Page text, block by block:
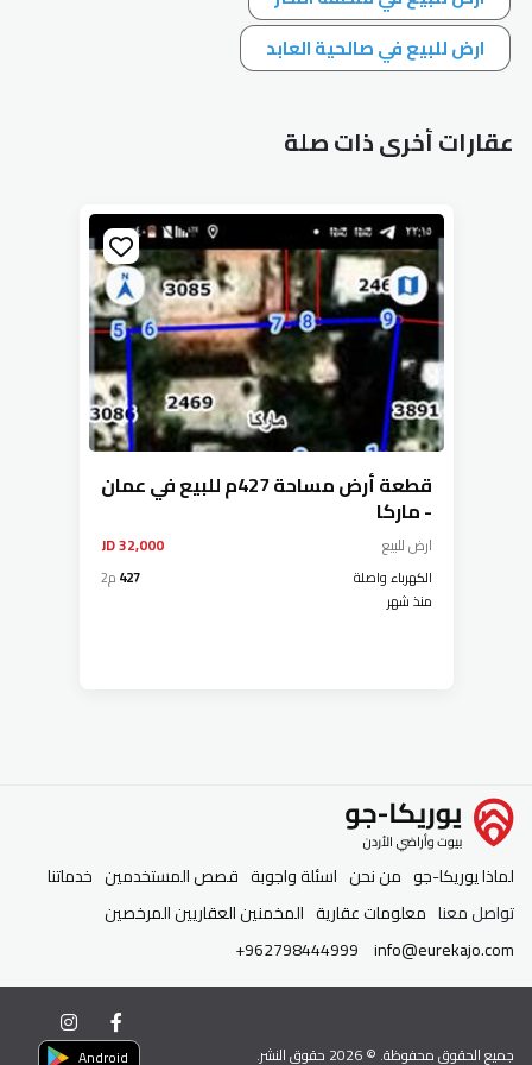
ارض للبيع في صالحية العابد
عقارات أخرى ذات صلة
قطعة أرض مساحة 427م للبيع في عمان
- ماركا
ارضللبيع 32,000 JD
الكهرباء واصلة 427م2
منذ شهر
لماذا يوريكا-جو من نحن اسئلة واجوبة قصص المستخدمين خدماتنا
تواصل معنا معلومات عقارية المخمنين العقاريين المرخصين
info@eurekajo.com
+962798444999
جميع الحقوق محفوظة. ©2026 حقوق النشر. Android